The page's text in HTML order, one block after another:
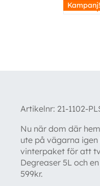
Kampanj!
Artikelnr: 21-1102-
Nu när dom där
ute på vägarna
vinterpaket för att
Degreaser 5L och
599kr.